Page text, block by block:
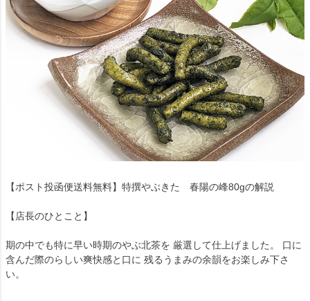
【ポスト投函便送料無料】特撰やぶきた 春陽の峰80gの解説
【店長のひとこと】
期の中でも特に早い時期のやぶ北茶を 厳選して仕上げました。 口に
含んだ際のらしい爽快感と口に 残るうまみの余韻をお楽しみ下さ
い。